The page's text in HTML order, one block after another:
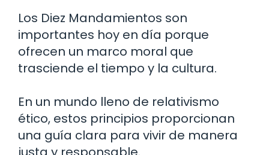
Los Diez Mandamientos son
importantes hoy en día porque
ofrecen un marco moral que
trasciende el tiempo y la cultura.
En un mundo lleno de relativismo
ético, estos principios proporcionan
una guía clara para vivir de manera